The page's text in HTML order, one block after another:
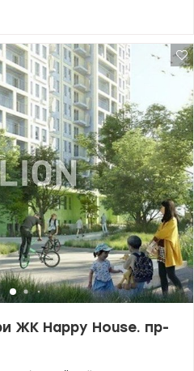
в зоні пішої доступності 2-3
типу, під охороною, шлагбаум,
парковка, дитячий
(власна котельна), також є
1080297
ЖК Happy House. пр-